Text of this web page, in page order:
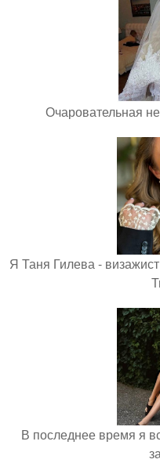
Очаровательная
Я Таня Гилева -
В последнее время я